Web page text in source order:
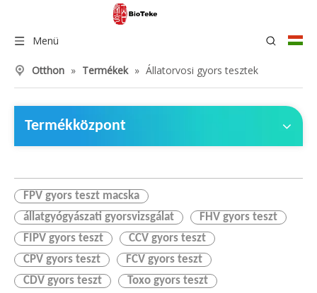
Menü
Otthon » Termékek » Állatorvosi gyors tesztek
Termékközpont
FPV gyors teszt macska
állatgyógyászati ​​gyorsvizsgálat
FHV gyors teszt
FIPV gyors teszt
CCV gyors teszt
CPV gyors teszt
FCV gyors teszt
CDV gyors teszt
Toxo gyors teszt